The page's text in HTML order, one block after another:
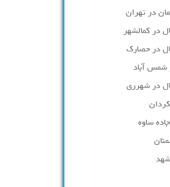
در تهران
در کمالشهر
در حصارك
شمس آباد
در شهرری
ساوه